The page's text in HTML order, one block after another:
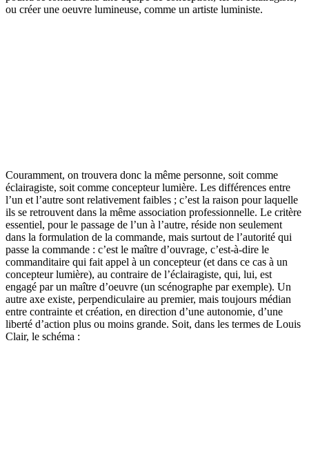
ou créer une oeuvre lumineuse, comme un artiste luministe.
Couramment, on trouvera donc la même personne, soit comme
éclairagiste, soit comme concepteur lumière. Les différences entre
l’un et l’autre sont relativement faibles ; c’est la raison pour laquelle
ils se retrouvent dans la même association professionnelle. Le critère
essentiel, pour le passage de l’un à l’autre, réside non seulement
dans la formulation de la commande, mais surtout de l’autorité qui
passe la commande : c’est le maître d’ouvrage, c’est-à-dire le
commanditaire qui fait appel à un concepteur (et dans ce cas à un
concepteur lumière), au contraire de l’éclairagiste, qui, lui, est
engagé par un maître d’oeuvre (un scénographe par exemple). Un
autre axe existe, perpendiculaire au premier, mais toujours médian
entre contrainte et création, en direction d’une autonomie, d’une
liberté d’action plus ou moins grande. Soit, dans les termes de Louis
Clair, le schéma :